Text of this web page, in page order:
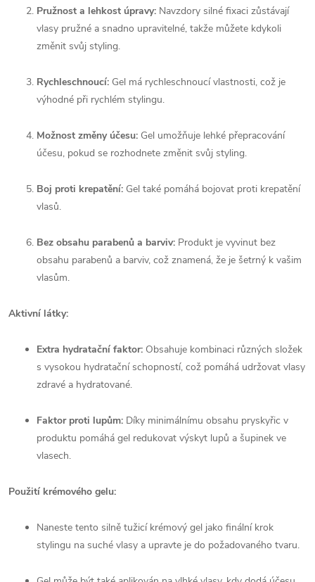
Pružnost a lehkost úpravy: Navzdory silné fixaci zůstávají
vlasy pružné a snadno upravitelné, takže můžete kdykoli
změnit svůj styling.
Rychleschnoucí: Gel má rychleschnoucí vlastnosti, což je
výhodné při rychlém stylingu.
Možnost změny účesu: Gel umožňuje lehké přepracování
účesu, pokud se rozhodnete změnit svůj styling.
Boj proti krepatění: Gel také pomáhá bojovat proti krepatění
vlasů.
Bez obsahu parabenů a barviv: Produkt je vyvinut bez
obsahu parabenů a barviv, což znamená, že je šetrný k vašim
vlasům.
Aktivní látky:
Extra hydratační faktor: Obsahuje kombinaci různých složek
s vysokou hydratační schopností, což pomáhá udržovat vlasy
zdravé a hydratované.
Faktor proti lupům: Díky minimálnímu obsahu pryskyřic v
produktu pomáhá gel redukovat výskyt lupů a šupinek ve
vlasech.
Použití krémového gelu:
Naneste tento silně tužicí krémový gel jako finální krok
stylingu na suché vlasy a upravte je do požadovaného tvaru.